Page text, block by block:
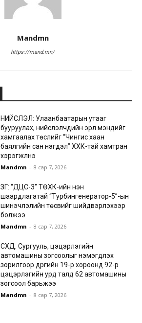
Mandmn
https://mand.mn/
НИЙСЛЭЛ: Улаанбаатарын утааг
бууруулах, нийслэлчүүдийн эрүүл мэндийг
хамгаалах төслийг “Чингис хаан
баялгийн сан нэгдэл” ХХК-тай хамтран
хэрэгжүүлнэ
Mandmn - 8 сар 7, 2026
ЗГ: “ДЦС-3” ТӨХК-ийн нэн
шаардлагатай “Турбингенератор-5”-ын
шинэчлэлийн төсвийг шийдвэрлэхээр
болжээ
Mandmn - 8 сар 7, 2026
СХД: Сургууль, цэцэрлэгийн
автомашины зогсоолыг нэмэгдүүлэх
зорилгоор дүүргийн 19-р хороонд 92-р
цэцэрлэгийн урд талд 62 автомашины
зогсоол барьжээ
Mandmn - 8 сар 7, 2026